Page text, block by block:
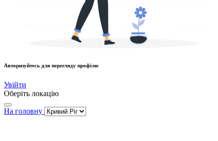
Авторизуйтесь для перегляду профілю
Увійти
Оберіть локацію
На головну